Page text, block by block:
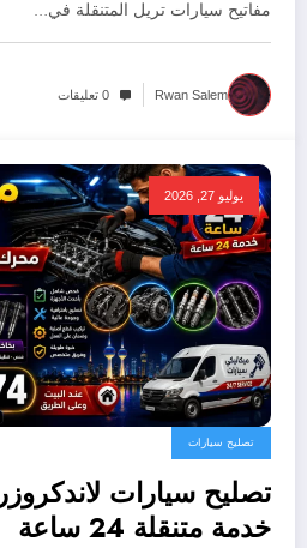
مفاتيح سيارات تريل المتنقلة في…
Rwan Salem 0 تعليقات
يوليو 27, 2026
تصليح سيارات
خدمة متنقلة 24 ساعة